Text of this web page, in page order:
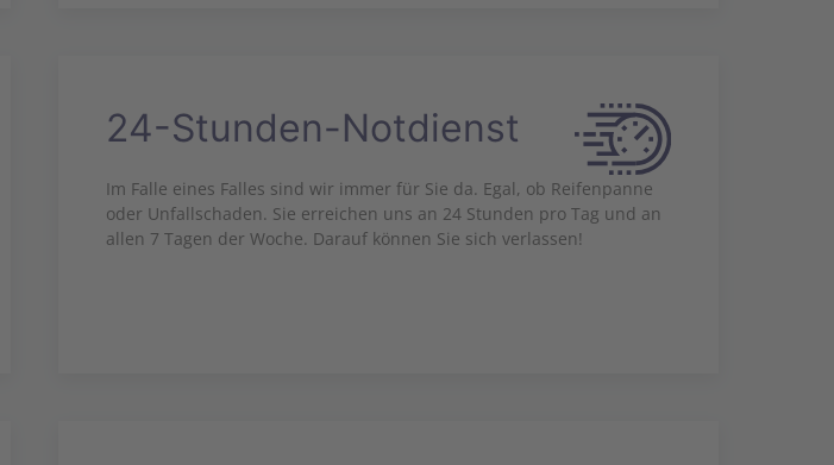
24-Stunden-Notdienst
Im Falle eines Falles sind wir immer für Sie da. Egal, ob Reifenpanne
oder Unfallschaden. Sie erreichen uns an 24 Stunden pro Tag und an
allen 7 Tagen der Woche. Darauf können Sie sich verlassen!